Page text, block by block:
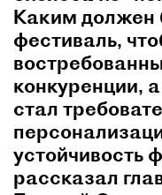
Каким должен
фестиваль,
конкуренции,
стал
устойчивость
рассказал